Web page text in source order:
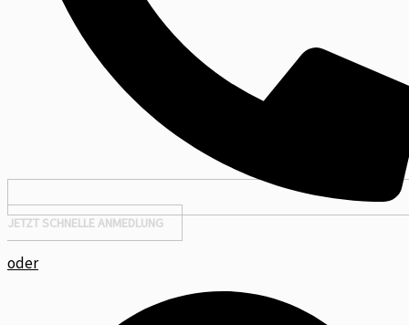
JETZT SCHNELLE ANMEDLUNG
oder